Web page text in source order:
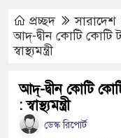
দুটি ফাইটার মোরগসহ
থেকে চাঁদা আদায়,
তাহলে আ.লীগের দোষ
শর্ত মানলেই খুলবে হরমুজ
প্রচ্ছদ
সারাদেশ
আদ্-দ্বীন কোটি কোটি
স্বাস্থ্যমন্ত্রী
আদ্-দ্বীন কোটি
: স্বাস্থ্যমন্ত্রী
ডেস্ক রিপোর্ট